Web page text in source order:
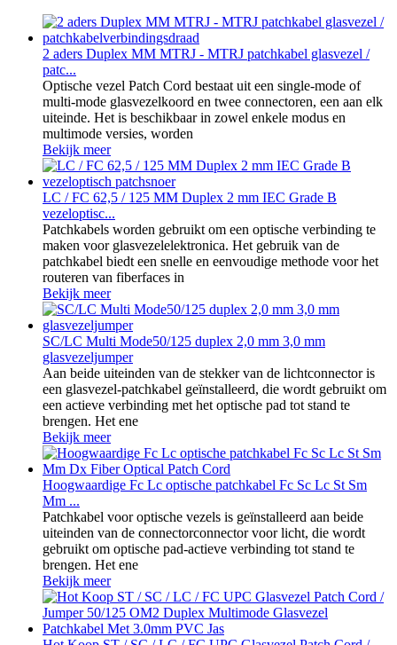
2 aders Duplex MM MTRJ - MTRJ patchkabel glasvezel /
patc...
Optische vezel Patch Cord bestaat uit een single-mode of
multi-mode glasvezelkoord en twee connectoren, een aan elk
uiteinde. Het is beschikbaar in zowel enkele modus en
multimode versies, worden
Bekijk meer
LC / FC 62,5 / 125 MM Duplex 2 mm IEC Grade B
vezeloptisc...
Patchkabels worden gebruikt om een optische verbinding te
maken voor glasvezelelektronica. Het gebruik van de
patchkabel biedt een snelle en eenvoudige methode voor het
routeren van fiberfaces in
Bekijk meer
SC/LC Multi Mode50/125 duplex 2,0 mm 3,0 mm
glasvezeljumper
Aan beide uiteinden van de stekker van de lichtconnector is
een glasvezel-patchkabel geïnstalleerd, die wordt gebruikt om
een ​​actieve verbinding met het optische pad tot stand te
brengen. Het ene
Bekijk meer
Hoogwaardige Fc Lc optische patchkabel Fc Sc Lc St Sm
Mm ...
Patchkabel voor optische vezels is geïnstalleerd aan beide
uiteinden van de connectorconnector voor licht, die wordt
gebruikt om optische pad-actieve verbinding tot stand te
brengen. Het ene
Bekijk meer